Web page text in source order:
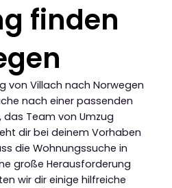
finden
von Villach nach Norwegen
nach einer passenden
das Team von Umzug
dir bei deinem Vorhaben
die Wohnungssuche in
große Herausforderung
wir dir einige hilfreiche